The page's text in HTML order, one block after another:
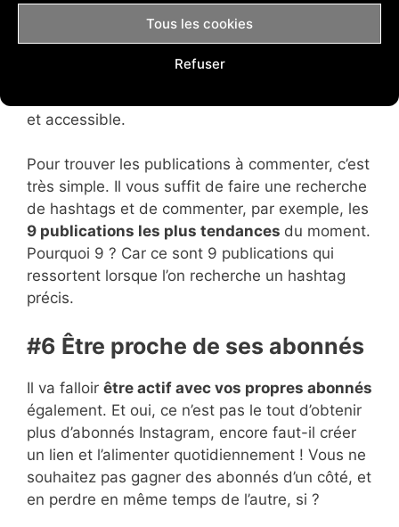
Tous les cookies
Refuser
sur le réseau. Attention tout de même à ne pas
spammer ces publications, mais à
commentaires. Répondez à des questions que
et accessible.
Pour trouver les publications à commenter, c’est
très simple. Il vous suffit de faire une recherche
de hashtags et de commenter, par exemple, les
9 publications les plus tendances du moment.
Pourquoi 9 ? Car ce sont 9 publications qui
ressortent lorsque l’on recherche un hashtag
précis.
#6 Être proche de ses abonnés
Il va falloir être actif avec vos propres abonnés
également. Et oui, ce n’est pas le tout d’obtenir
plus d’abonnés Instagram, encore faut-il créer
un lien et l’alimenter quotidiennement ! Vous ne
souhaitez pas gagner des abonnés d’un côté, et
en perdre en même temps de l’autre, si ?